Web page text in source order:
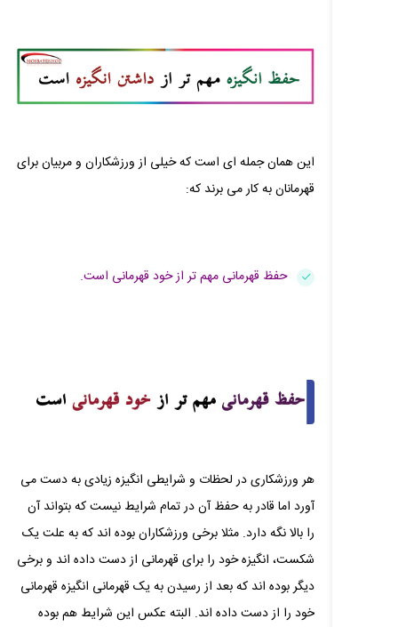
این همان جمله ای است که خیلی از ورزشکاران و مربیان برای
قهرمانان به کار می‌ برند که:
حفظ قهرمانی مهم تر از خود قهرمانی است.
هر ورزشکاری در لحظات و شرایطی انگیزه زیادی به دست می‌
آورد اما قادر به حفظ آن در تمام شرایط نیست که بتواند آن
را بالا نگه دارد. مثلا برخی ورزشکاران بوده‌ اند که به علت یک
شکست، انگیزه خود را برای قهرمانی از دست داده‌ اند و برخی
دیگر بوده اند که بعد از رسیدن به یک قهرمانی انگیزه قهرمانی
خود را از دست داده‌ اند. البته عکس این شرایط هم بوده